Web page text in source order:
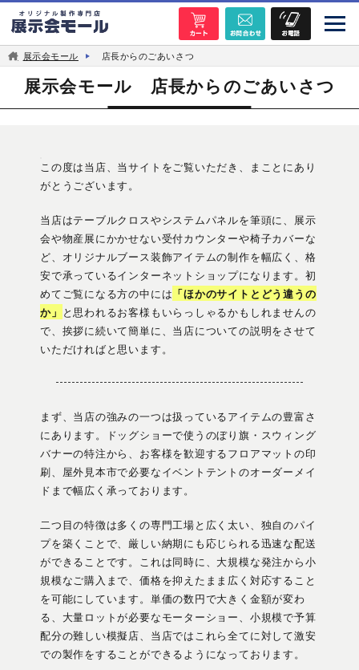
展示会モール 店長からのごあいさつ
展示会モール 店長からのごあいさつ
この度は当店、当サイトをご覧いただき、まことにあり
がとうございます。
当店はテーブルクロスやシステムパネルを筆頭に、展示
会や物産展にかかせない受付カウンターや椅子カバーな
ど、オリジナルブース装飾アイテムの制作を幅広く、格
安で承っているインターネットショップになります。初
めてご覧になる方の中には 「ほかのサイトとどう違うの
か」 と思われるお客様もいらっしゃるかもしれませんの
で、挨拶に続いて簡単に、当店についての説明をさせて
いただければと思います。
まず、当店の強みの一つは扱っているアイテムの豊富さ
にあります。ドッグショーで使うのぼり旗・スウィング
バナーの特注から、お客様を歓迎するフロアマットの印
刷、屋外見本市で必要なイベントテントのオーダーメイ
ドまで幅広く承っております。
二つ目の特徴は多くの専門工場と広く太い、独自のパイ
プを築くことで、厳しい納期にも応じられる迅速な配送
ができることです。これは同時に、大規模な発注から小
規模なご購入まで、価格を抑えたまま広く対応すること
を可能にしています。単価の数円で大きく金額が変わ
る、大量ロットが必要なモーターショー、小規模で予算
配分の難しい模擬店、当店ではこれら全てに対して激安
での製作をすることができるようになっております。